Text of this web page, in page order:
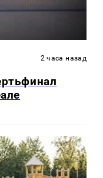
2 часа назад